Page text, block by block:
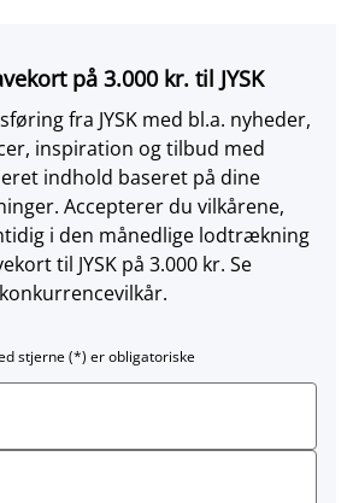
på 3.000 kr. til JYSK
fra JYSK med bl.a. nyheder,
inspiration og tilbud med
indhold baseret på dine
Accepterer du vilkårene,
i den månedlige lodtrækning
til JYSK på 3.000 kr. Se
konkurrencevilkår.
stjerne (*) er obligatoriske